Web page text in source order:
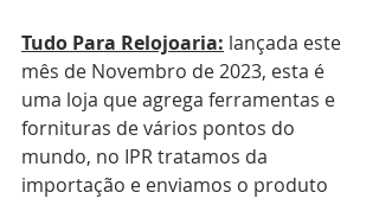
Tudo Para Relojoaria: lançada este
mês de Novembro de 2023, esta é
uma loja que agrega ferramentas e
fornituras de vários pontos do
mundo, no IPR tratamos da
importação e enviamos o produto